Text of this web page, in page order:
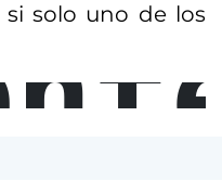
solo uno de los